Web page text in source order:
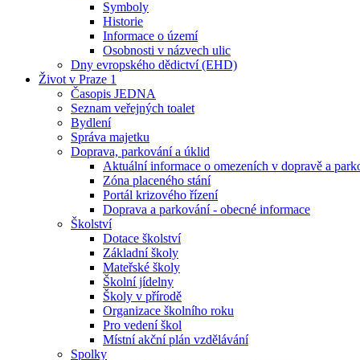
Symboly
Historie
Informace o území
Osobnosti v názvech ulic
Dny evropského dědictví (EHD)
Život v Praze 1
Časopis JEDNA
Seznam veřejných toalet
Bydlení
Správa majetku
Doprava, parkování a úklid
Aktuální informace o omezeních v dopravě a
Zóna placeného stání
Portál krizového řízení
Doprava a parkování - obecné informace
Školství
Dotace školství
Základní školy
Mateřské školy
Školní jídelny
Školy v přírodě
Organizace školního roku
Pro vedení škol
Místní akční plán vzdělávání
Spolky